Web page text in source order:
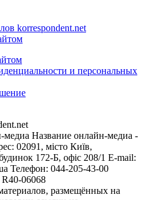
korrespondent.net
и персональных
медиа Название онлайн-медиа -
02091, місто Київ,
172-Б, офіс 208/1 E-mail:
Телефон: 044-205-43-00
06068
размещённых на